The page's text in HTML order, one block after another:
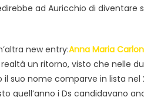
ad Auricchio di diventare
new entry:Anna Maria
un ritorno, visto che nelle
suo nome comparve in lista
quell’anno i Ds candidavano